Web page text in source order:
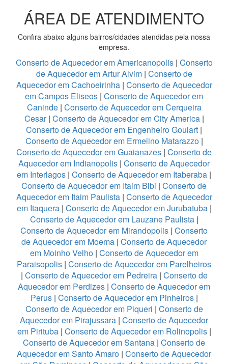
ÁREA DE ATENDIMENTO
Confira abaixo alguns bairros/cidades atendidas pela nossa
empresa.
Conserto de Aquecedor em Americanopolis | Conserto
de Aquecedor em Artur Alvim | Conserto de
Aquecedor em Cachoeirinha| Conserto de Aquecedor
em Campos Eliseos | Conserto de Aquecedor em
Caninde| Conserto de Aquecedor em Cerqueira
Cesar| Conserto de Aquecedor em City America |
Conserto de Aquecedor em Engenheiro Goulart |
Conserto de Aquecedor em Ermelino Matarazzo |
Conserto de Aquecedor em Guaianazes | Conserto de
Aquecedor em Indianopolis | Conserto de Aquecedor
em Interlagos | Conserto de Aquecedor em Itaberaba |
Conserto de Aquecedor em Itaim Bibi | Conserto de
Aquecedor em Itaim Paulista | Conserto de Aquecedor
em Itaquera| Conserto de Aquecedor em Jurubatuba|
Conserto de Aquecedor em Lauzane Paulista |
Conserto de Aquecedor em Mirandopolis | Conserto
de Aquecedor em Moema | Conserto de Aquecedor
em Moinho Velho | Conserto de Aquecedor em
Paraisopolis | Conserto de Aquecedor em Parelheiros
| Conserto de Aquecedor em Pedreira| Conserto de
Aquecedor em Perdizes | Conserto de Aquecedor em
Perus| Conserto de Aquecedor em Pinheiros|
Conserto de Aquecedor em Piqueri | Conserto de
Aquecedor em Pirajussara | Conserto de Aquecedor
em Pirituba| Conserto de Aquecedor em Rolinopolis|
Conserto de Aquecedor em Santana | Conserto de
Aquecedor em Santo Amaro | Conserto de Aquecedor